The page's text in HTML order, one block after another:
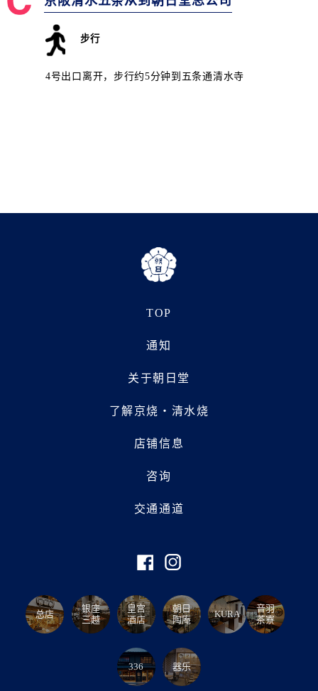
步行
4号出口离开，步行约5分钟到五条通清水寺
TOP
通知
关于朝日堂
了解京烧・清水烧
店铺信息
咨询
交通通道
总店
银座
三越
皇宫
酒店
朝日
陶庵
KURA
音羽
茶寮
336 器乐